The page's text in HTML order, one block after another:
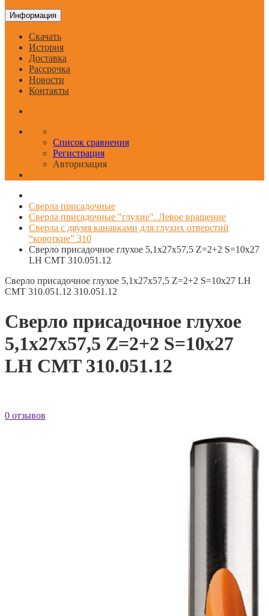
Информация
Скачать
История
Доставка
Рассрочка
Новости
Контакты
Список сравнения
Регистрация
Авторизация
Сверла присадочные
Сверла присадочные "глухие". Левое вращение
Сверла с двумя канавками для глухих отверстий
“короткие” 310
Сверло присадочное глухое 5,1x27x57,5 Z=2+2 S=10x27
LH CMT 310.051.12
Сверло присадочное глухое 5,1x27x57,5 Z=2+2 S=10x27 LH
CMT 310.051.12 310.051.12
Сверло присадочное глухое
5,1x27x57,5 Z=2+2 S=10x27
LH CMT 310.051.12
0 отзывов